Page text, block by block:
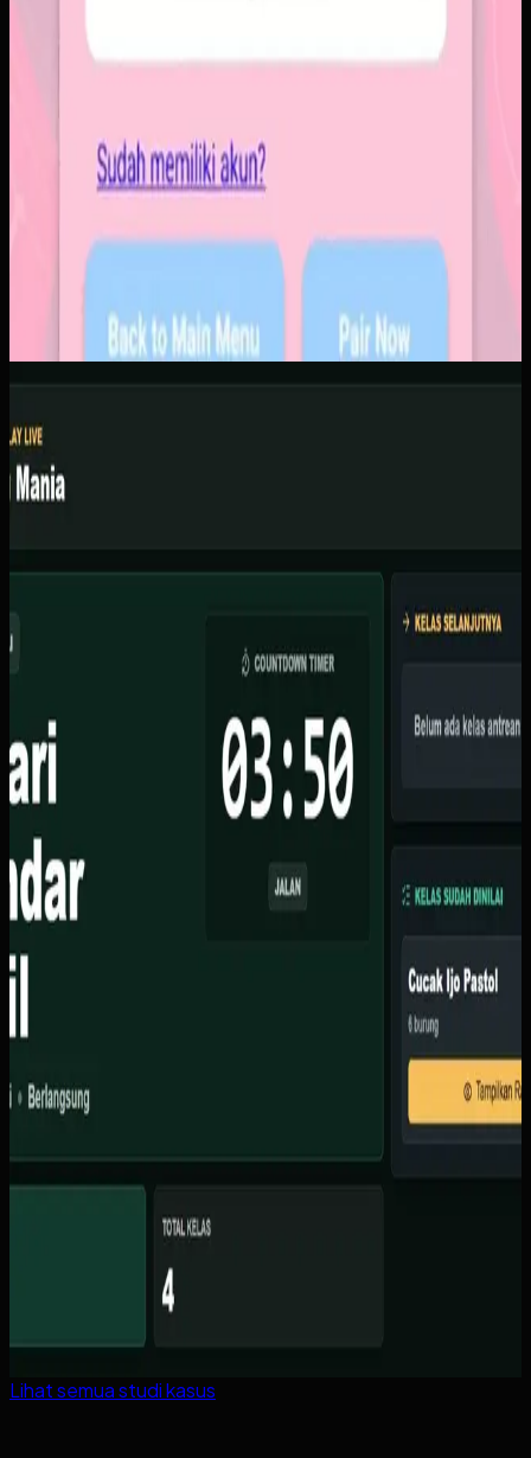
Software Kustom
Kicau Mania
Kicau Mania
Organisator lomba burung berkicau kesulitan mengelola
input skor, dan tidak ada display live untuk peserta
menonton.
Kami membuat sistem berbasis web dengan fitur skoring
waktu nyata via Supabase, TV display dengan animasi
ranking live, dasbor admin untuk atur kelas dan juri, serta
countdown timer otomatis.
Baca studi kasus
Lihat semua studi kasus